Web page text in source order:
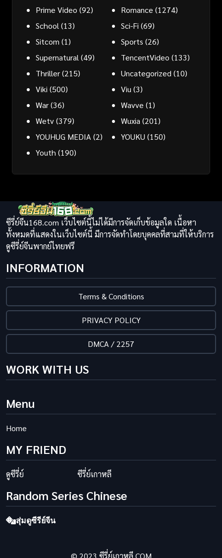
Prime Video (92) Romance (1274)
School(13) Sci-Fi (69)
Sitcom (1) Sports (26)
Supernatural(49) TencentVideo (133)
Thriller(215) Uncategorized(10)
Viki (500) Viu(3)
War(36) Wavve (1)
Wetv(379) Wuxia(201)
YOUHUG MEDIA(2) YOUKU (150)
Youth (190)
ซีรี่ย์จีน168.com เว็บไซต์นี้ไม่ได้มีการจัดเก็บข้อมูลใด เนื้อหา
ทั้งหมดที่แสดงในเว็บไซต์นี้ มีการจัดทำโดยบุคคลที่สามที่ให้บริการ
ดูซีรี่ย์จีนพากย์ไทยฟรี
INFORMATION
Terms & Conditions
PRIVACY POLICY
DMCA / 2257
WORK WITH US
Menu
Home
MY FRIEND
ดูซีรี่ย์ ซีรี่ย์เกาหลี
Random Series Chinese
สุ่มดูซีรีย์จีน